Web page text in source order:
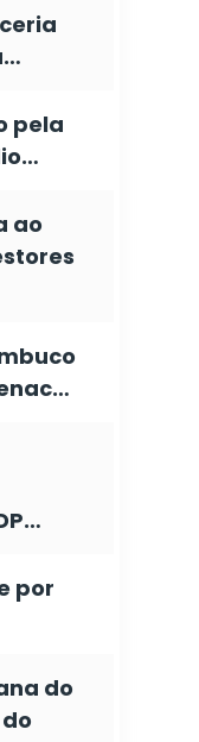
pela
ao
por
do